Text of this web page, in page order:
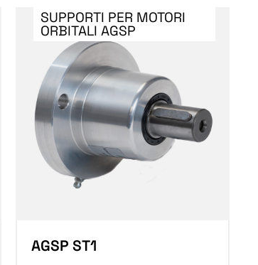
SUPPORTI PER MOTORI
ORBITALI AGSP
AGSP ST1